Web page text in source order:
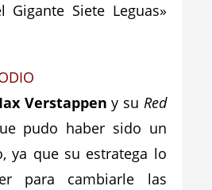
Gigante Siete Leguas»
Verstappen y su Red
pudo haber sido un
ya que su estratega lo
para cambiarle las